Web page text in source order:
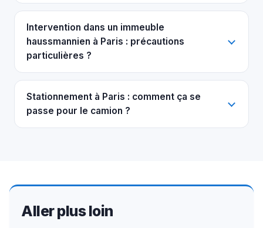
Intervention dans un immeuble
haussmannien à Paris : précautions
particulières ?
Stationnement à Paris : comment ça se
passe pour le camion ?
Aller plus loin